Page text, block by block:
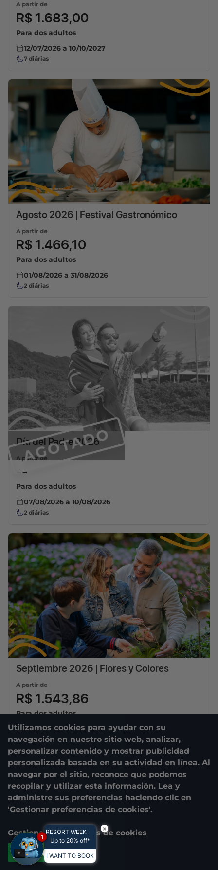
Utilizamos cookies para ayudar con su
navegación en nuestro sitio web, analizar,
personalizar contenido y mostrar publicidad
personalizada basada en su actividad en línea. Al
navegar por el sitio, reconoce que podemos
recopilar y utilizar esta información. Lea y
administre sus preferencias haciendo clic en
'Gestionar preferencias de cookies'.
Gestionar preferencias de cookies
Aceptar todas
A partir de
R$ 1.683,00
Para dos adultos
12/07/2026 a 10/10/2027
7 diárias
Agosto 2026 | Festival Gastronómico
A partir de
R$ 1.466,10
Para dos adultos
01/08/2026 a 31/08/2026
2 diárias
AGOTADO
Día del Padre 2026
A partir de
--
Para dos adultos
07/08/2026 a 10/08/2026
2 diárias
Septiembre 2026 | Flores y Colores
A partir de
R$ 1.543,86
Para dos adultos
01/09/2026 a 30/09/2026
3diárias
×
RESORT WEEK
Up to 20% off*
I WANT TO BOOK
1